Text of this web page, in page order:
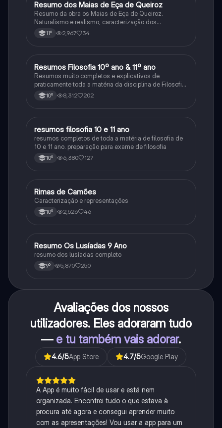
Português
Resumo dos Maias de Eça de Queiroz
Resumo da obra os Maias de Eça de Queiroz.
Naturalismo e realismo, caracterização dos
personagens e contexto histórico.
11º 2,967 34
Filosofia
Resumos Filosofia 10º ano & 11º ano
Resumos muito completos e explicativos de
praticamente toda a matéria da disciplina de Filosofia
10º 8,312 202
Filosofia
resumos filosofia 10 e 11 ano
resumos completos de toda a matéria de filosofia de
10 e 11 ano. preparação para exame de filosofia
10º 6,380 127
Português
Rimas de Camões
Caracterização e representações
10º 2,526 46
Português
Resumo Os Lusíadas 9 Ano
resumo dos lusíadas completo
9º 5,870 250
Avaliações dos nossos
utilizadores. Eles adoraram tudo
— e tu também vais adorar.
4.6/5App Store 4.7/5Google Play
A App é muito fácil de usar e está nem
organizada. Encontrei tudo o que estava à
procura até agora e consegui aprender muito
com as apresentações! Vou usar a app para um